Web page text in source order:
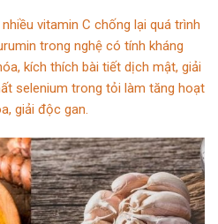
vitamin C chống lại quá trình
trong nghệ có tính kháng
kích thích bài tiết dịch mật, giải
selenium trong tỏi làm tăng hoạt
giải độc gan.